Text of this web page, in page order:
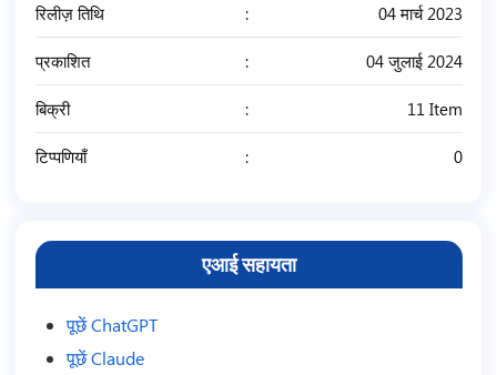
रिलीज़ तिथि 04 मार्च 2023
प्रकाशित 04 जुलाई 2024
बिक्री 11 Item
टिप्पणियाँ 0
एआई सहायता
पूछें ChatGPT
पूछें Claude